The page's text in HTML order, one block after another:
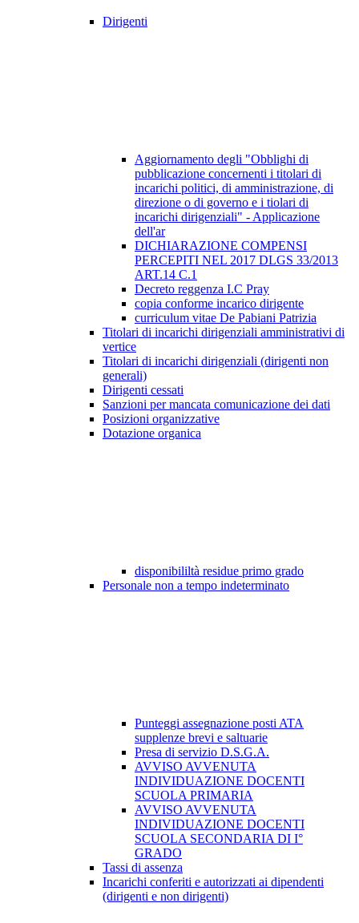
Dirigenti
Aggiornamento degli "Obblighi di
pubblicazione concernenti i titolari di
incarichi politici, di amministrazione, di
direzione o di governo e i tiolari di
incarichi dirigenziali" - Applicazione
dell'ar
DICHIARAZIONE COMPENSI
PERCEPITI NEL 2017 DLGS 33/2013
ART.14 C.1
Decreto reggenza I.C Pray
copia conforme incarico dirigente
curriculum vitae De Pabiani Patrizia
Titolari di incarichi dirigenziali amministrativi di
vertice
Titolari di incarichi dirigenziali (dirigenti non
generali)
Dirigenti cessati
Sanzioni per mancata comunicazione dei dati
Posizioni organizzative
Dotazione organica
disponibililtà residue primo grado
Personale non a tempo indeterminato
Punteggi assegnazione posti ATA
supplenze brevi e saltuarie
Presa di servizio D.S.G.A.
AVVISO AVVENUTA
INDIVIDUAZIONE DOCENTI
SCUOLA PRIMARIA
AVVISO AVVENUTA
INDIVIDUAZIONE DOCENTI
SCUOLA SECONDARIA DI I°
GRADO
Tassi di assenza
Incarichi conferiti e autorizzati ai dipendenti
(dirigenti e non dirigenti)